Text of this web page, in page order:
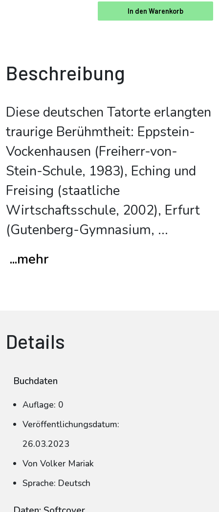
In den Warenkorb
Beschreibung
Diese deutschen Tatorte erlangten
traurige Berühmtheit: Eppstein-
Vockenhausen (Freiherr-von-
Stein-Schule, 1983), Eching und
Freising (staatliche
Wirtschaftsschule, 2002), Erfurt
(Gutenberg-Gymnasium, ...
...mehr
Details
Buchdaten
Auflage: 0
Veröffentlichungsdatum:
26.03.2023
Von Volker Mariak
Sprache: Deutsch